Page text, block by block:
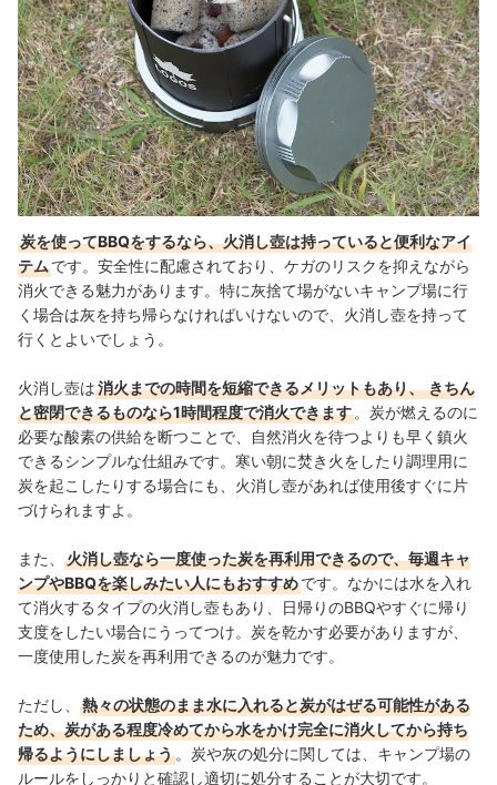
出典：amazon.co.jp
炭を使ってBBQをするなら、火消し壺は持っていると便利なアイ
テムです。安全性に配慮されており、ケガのリスクを抑えながら
消火できる魅力があります。特に灰捨て場がないキャンプ場に行
く場合は灰を持ち帰らなければいけないので、火消し壺を持って
行くとよいでしょう。
火消し壺は消火までの時間を短縮できるメリットもあり、 きちん
と密閉できるものなら1時間程度で消火できます 。炭が燃えるのに
必要な酸素の供給を断つことで、自然消火を待つよりも早く鎮火
できるシンプルな仕組みです。寒い朝に焚き火をしたり調理用に
炭を起こしたりする場合にも、火消し壺があれば使用後すぐに片
づけられますよ。
また、
火消し壺なら一度使った炭を再利用できるので、毎週キャ
ンプやBBQを楽しみたい人にもおすすめです。なかには水を入れ
て消火するタイプの火消し壺もあり、日帰りのBBQやすぐに帰り
支度をしたい場合にうってつけ。炭を乾かす必要がありますが、
一度使用した炭を再利用できるのが魅力です。
ただし、
熱々の状態のまま水に入れると炭がはぜる可能性がある
ため、炭がある程度冷めてから水をかけ完全に消火してから持ち
帰るようにしましょう 。炭や灰の処分に関しては、キャンプ場の
ルールをしっかりと確認し適切に処分することが大切です。